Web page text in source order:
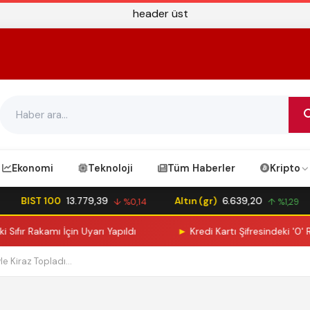
Ekonomi Teknoloji Tüm Haberler Kripto
BIST 100 13.779,39 ↓ %0,14 Altın (gr) 6.639,20 ↑ %1,29
Rakamı İçin Uyarı Yapıldı Kredi Kartı Şifresindeki '0'
Kiraz Topladı...